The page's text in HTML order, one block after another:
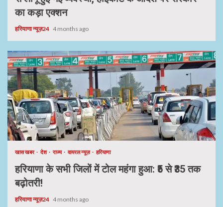
का कड़ा एक्शन
हरियाणा न्यूज़24 4 months ago
खास खबर देश राज्य वायरल न्यूज़ हरियाणा
हरियाणा के सभी जिलों में टोल महंगा हुआ: ₹5 से ₹35 तक
बढ़ोतरी!
हरियाणा न्यूज़24 4 months ago